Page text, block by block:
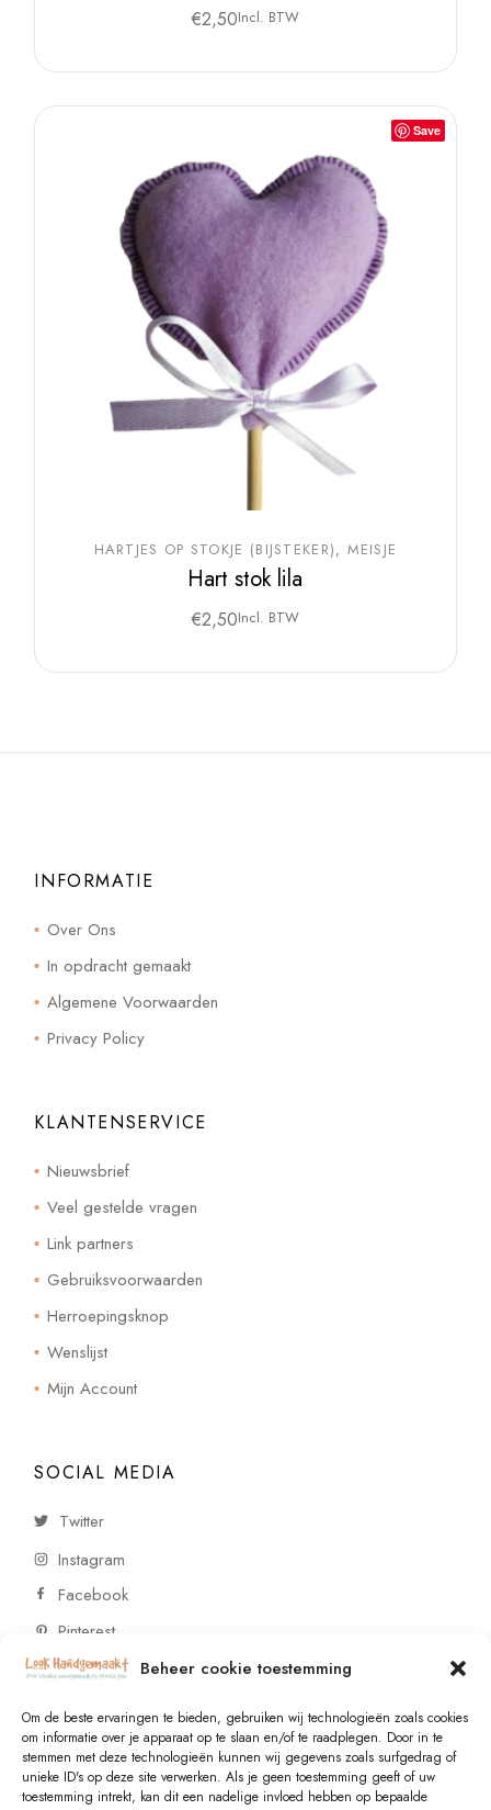
Beheer cookie toestemming
Om de beste ervaringen te bieden, gebruiken wij technologieën zoals cookies
om informatie over je apparaat op te slaan en/of te raadplegen. Door in te
stemmen met deze technologieën kunnen wij gegevens zoals surfgedrag of
unieke ID's op deze site verwerken. Als je geen toestemming geeft of uw
toestemming intrekt, kan dit een nadelige invloed hebben op bepaalde
€2,50Incl. BTW
Save
HARTJES OP STOKJE (BIJSTEKER) MEISJE
Hart stok lila
€2,50Incl. BTW
INFORMATIE
Over Ons
In opdracht gemaakt
Algemene Voorwaarden
Privacy Policy
KLANTENSERVICE
Nieuwsbrief
Veel gestelde vragen
Link partners
Gebruiksvoorwaarden
Herroepingsknop
Wenslijst
Mijn Account
SOCIAL MEDIA
Twitter
Instagram
Facebook
Pinterest
CONTACT
Vragen of wensen? Neem contact op!
+31 (0)6 229 021 29